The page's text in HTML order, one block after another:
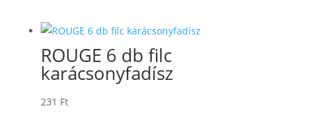
ROUGE 6 db filc
karácsonyfadísz
231 Ft